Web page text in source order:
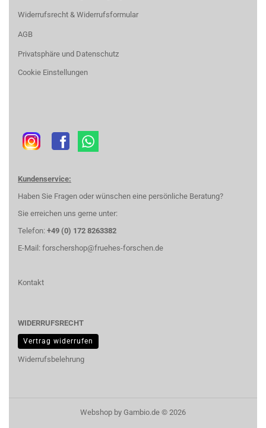
Widerrufsrecht & Widerrufsformular
AGB
Privatsphäre und Datenschutz
Cookie Einstellungen
Kundenservice:
Haben Sie Fragen oder wünschen eine persönliche Beratung?
Sie erreichen uns gerne unter:
Telefon: +49 (0) 172 8263382
E-Mail: forschershop@fruehes-forschen.de
Kontakt
WIDERRUFSRECHT
Vertrag widerrufen
Widerrufsbelehrung
Webshop by Gambio.de © 2026